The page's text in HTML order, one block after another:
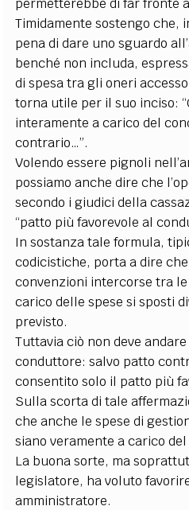
permetterebbe di far fronte
Timidamente sostengo che,
pena di dare uno sguardo
benché non includa,
di spesa tra gli oneri
torna utile per il suo inciso:
interamente a carico del
contrario…”.
Volendo essere pignoli
possiamo anche dire che
secondo i giudici della
“patto più favorevole al
In sostanza tale formula,
codicistiche, porta a dire
convenzioni intercorse tra
carico delle spese si sposti
previsto.
Tuttavia ciò non deve
conduttore: salvo patto
consentito solo il patto più
Sulla scorta di tale
che anche le spese di
siano veramente a carico
La buona sorte, ma
legislatore, ha voluto
amministratore.